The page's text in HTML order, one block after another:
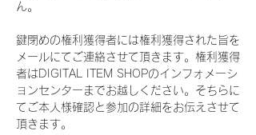
ん。
鍵閉めの権利獲得者には権利獲得された旨を
メールにてご連絡させて頂きます。権利獲得
者はDIGITAL ITEM SHOPのインフォメーシ
ョンセンターまでお越しください。そちらに
てご本人様確認と参加の詳細をお伝えさせて
頂きます。